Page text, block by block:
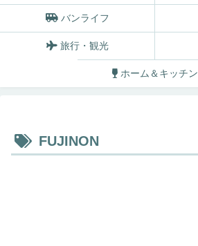
バンライフ
旅行・観光
ホーム＆キッチン
FUJINON